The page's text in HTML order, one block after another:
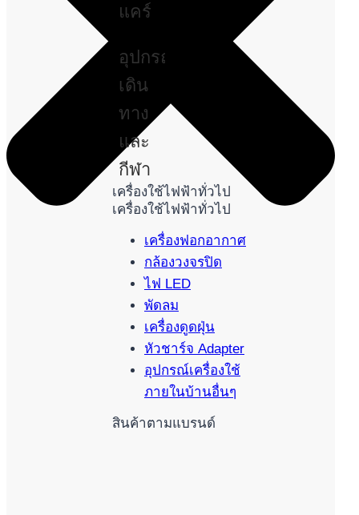
แคร์
อุปกรณ์
เดิน
ทาง
และ
กีฬา
เครื่องใช้ไฟฟ้าทั่วไป
เครื่องใช้ไฟฟ้าทั่วไป
เครื่องฟอกอากาศ
กล้องวงจรปิด
ไฟ LED
พัดลม
เครื่องดูดฝุ่น
หัวชาร์จ Adapter
อุปกรณ์เครื่องใช้
ภายในบ้านอื่นๆ
สินค้าตามแบรนด์